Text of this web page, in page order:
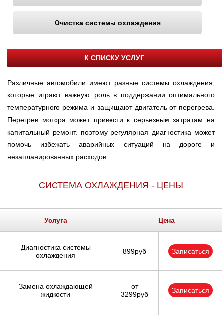
Очистка системы охлаждения
К СПИСКУ УСЛУГ
Различные автомобили имеют разные системы охлаждения,
которые играют важную роль в поддержании оптимального
температурного режима и защищают двигатель от перегрева.
Перегрев мотора может привести к серьезным затратам на
капитальный ремонт, поэтому регулярная диагностика может
помочь избежать аварийных ситуаций на дороге и
незапланированных расходов.
СИСТЕМА ОХЛАЖДЕНИЯ - ЦЕНЫ
Услуга Цена
Диагностика системы
охлаждения
899руб Записаться
Замена охлаждающей
жидкости
от
3299руб
Записаться